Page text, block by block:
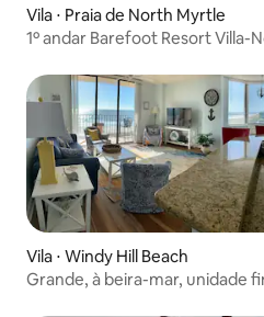
Vila ⋅ Praia de North Myrtle
1º andar Barefoot Resort Villa-
Vila ⋅ Windy Hill Beach
Grande, à beira-mar, unidade